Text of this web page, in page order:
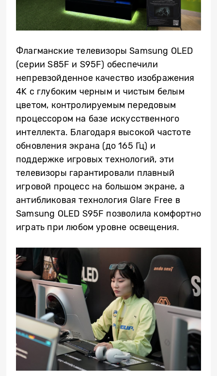
Флагманские телевизоры Samsung OLED
(серии S85F и S95F) обеспечили
непревзойденное качество изображения
4K с глубоким черным и чистым белым
цветом, контролируемым передовым
процессором на базе искусственного
интеллекта. Благодаря высокой частоте
обновления экрана (до 165 Гц) и
поддержке игровых технологий, эти
телевизоры гарантировали плавный
игровой процесс на большом экране, а
антибликовая технология Glare Free в
Samsung OLED S95F позволила комфортно
играть при любом уровне освещения.